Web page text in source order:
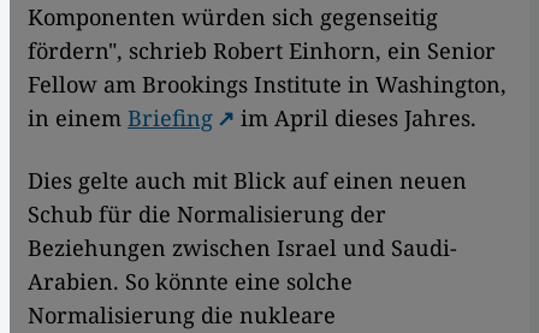
Komponenten würden sich gegenseitig
fördern", schrieb Robert Einhorn, ein Senior
Fellow am Brookings Institute in Washington,
in einem Briefing im April dieses Jahres.
Dies gelte auch mit Blick auf einen neuen
Schub für die Normalisierung der
Beziehungen zwischen Israel und Saudi-
Arabien. So könnte eine solche
Normalisierung die nukleare